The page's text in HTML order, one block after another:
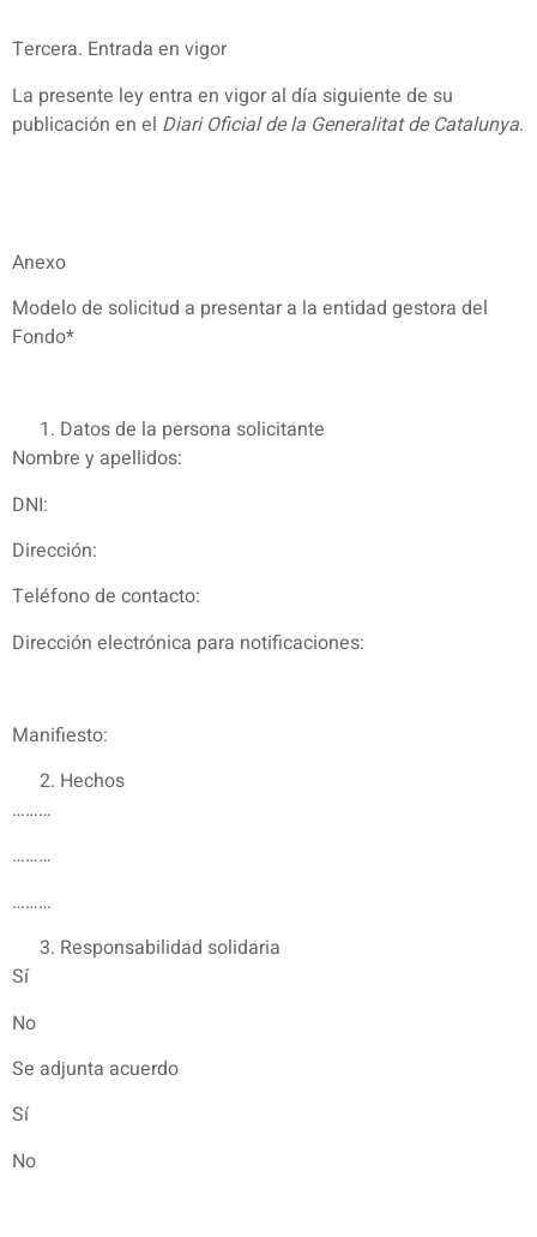
Tercera. Entrada en vigor
La presente ley entra en vigor al día siguiente de su
publicación en el Diari Oficial de la Generalitat de Catalunya.
Anexo
Modelo de solicitud a presentar a la entidad gestora del
Fondo*
Datos de la persona solicitante
Nombre y apellidos:
DNI:
Dirección:
Teléfono de contacto:
Dirección electrónica para notificaciones:
Manifiesto:
Hechos
………
………
………
Responsabilidad solidaria
Sí
No
Se adjunta acuerdo
Sí
No